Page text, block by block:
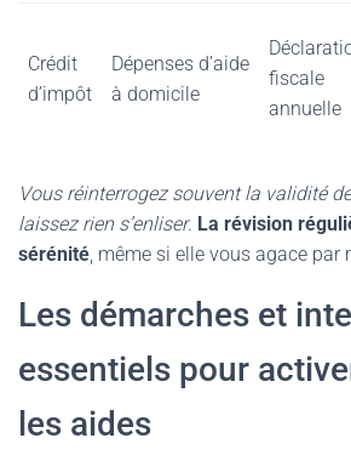
Crédit
d’impôt
Dépenses d’aide
à domicile
fiscale
annuelle
Vous réinterrogez souvent la validité
laissez rien s’enliser. La révision
sérénité, même si elle vous agace par
Les démarches et
essentiels pour
les aides